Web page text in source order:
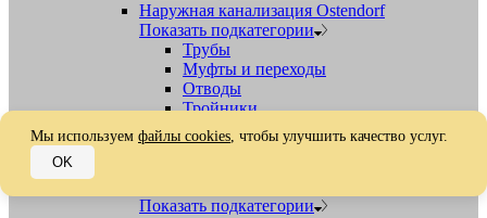
Наружная канализация Ostendorf
Показать подкатегории
Трубы
Муфты и переходы
Отводы
Тройники
Ревизии, заглушки, обратные клапаны
Посмотреть все товары[Наружная
Показать подкатегории
Мы используем файлы cookies, чтобы улучшить качество услуг.
OK